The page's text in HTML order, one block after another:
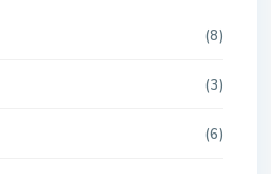
(8)
(3)
(6)